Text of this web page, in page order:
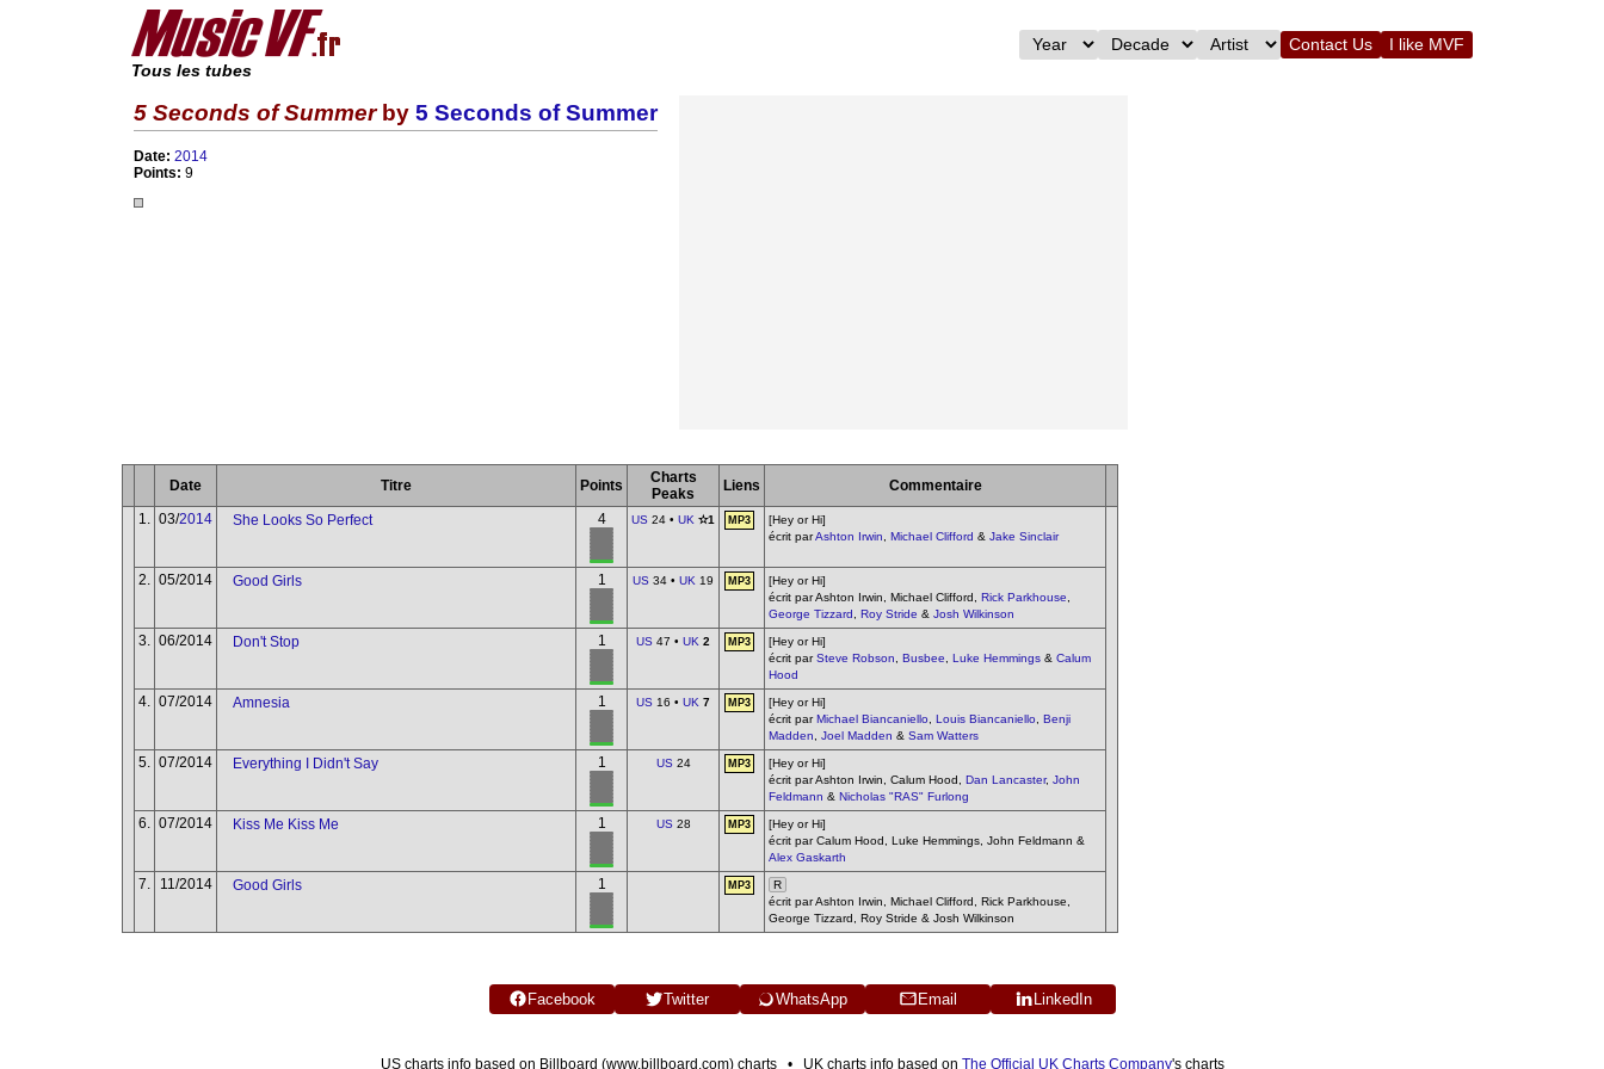
Tous les tubes
Contact Us I like MVF
5 Seconds of Summerby 5 Seconds of Summer
Date: 2014
Points: 9
Date Titre Points
Charts
Peaks
Liens
Commentaire
1.
03/2014 She Looks So Perfect 4 US 24 • UK ✫1 MP3
[Hey or Hi]
écrit parAshton Irwin Michael Clifford & Jake Sinclair
2. 05/2014 Good Girls 1 US 34 • UK 19 MP3
[Hey or Hi]
écrit par Ashton Irwin, Michael Clifford, Rick Parkhouse
George Tizzard
Roy Stride & Josh Wilkinson
3. 06/2014 Don't Stop 1 US 47 • UK 2 MP3
[Hey or Hi]
écrit parSteve Robson Busbee Luke Hemmings & Calum
Hood
4. 07/2014 Amnesia 1 US 16 • UK 7 MP3
[Hey or Hi]
écrit parMichael Biancaniello Louis Biancaniello
Benji
Madden
Joel Madden & Sam Watters
5. 07/2014 Everything I Didn't Say 1 US24 MP3
[Hey or Hi]
écrit par Ashton Irwin, Calum Hood, Dan Lancaster, John
Feldmann & Nicholas "RAS" Furlong
6. 07/2014 Kiss Me Kiss Me 1 US28 MP3
[Hey or Hi]
écrit par Calum Hood, Luke Hemmings, John Feldmann &
Alex Gaskarth
7. 11/2014 Good Girls 1 MP3
R
écrit par Ashton Irwin, Michael Clifford, Rick Parkhouse,
George Tizzard, Roy Stride & Josh Wilkinson
Facebook Twitter WhatsApp Email LinkedIn
US charts info based on Billboard (www.billboard.com) charts • UK charts info based on The Official UK Charts Company's charts